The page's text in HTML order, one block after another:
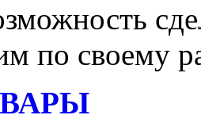
по своему